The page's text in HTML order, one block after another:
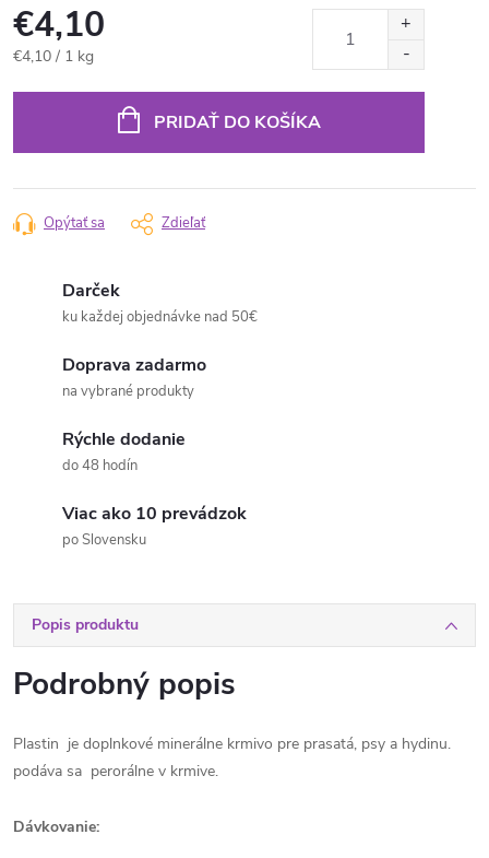
€4,10
Jednotková
€4,10 / 1 kg
PRIDAŤ DO KOŠÍKA
Opýtať sa Zdieľať
Darček
ku každej objednávke nad 50€
Doprava zadarmo
na vybrané produkty
Rýchle dodanie
do 48 hodín
Viac ako 10 prevádzok
po Slovensku
Popis produktu
Podrobný popis
Plastin je doplnkové minerálne krmivo pre prasatá, psy a hydinu.
podáva sa perorálne v krmive.
Dávkovanie: